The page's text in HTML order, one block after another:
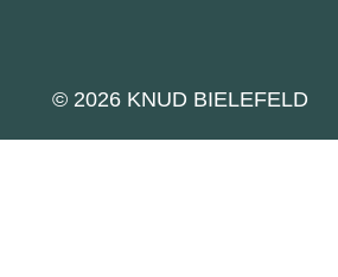
© 2026 KNUD BIELEFELD